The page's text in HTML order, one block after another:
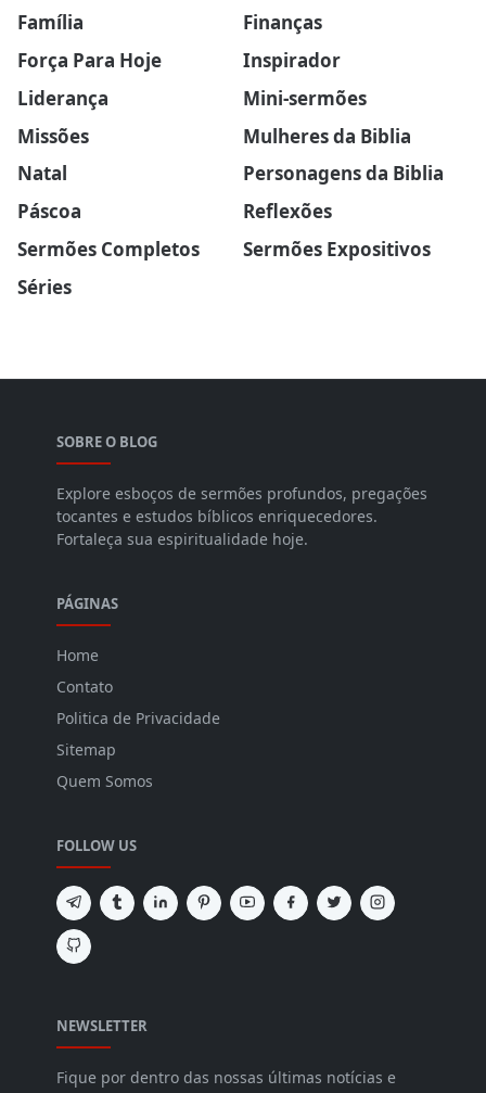
Família
Finanças
Força Para Hoje
Inspirador
Liderança
Mini-sermões
Missões
Mulheres da Biblia
Natal
Personagens da Biblia
Páscoa
Reflexões
Sermões Completos
Sermões Expositivos
Séries
SOBRE O BLOG
Explore esboços de sermões profundos, pregações
tocantes e estudos bíblicos enriquecedores.
Fortaleça sua espiritualidade hoje.
PÁGINAS
Home
Contato
Politica de Privacidade
Sitemap
Quem Somos
FOLLOW US
NEWSLETTER
Fique por dentro das nossas últimas notícias e